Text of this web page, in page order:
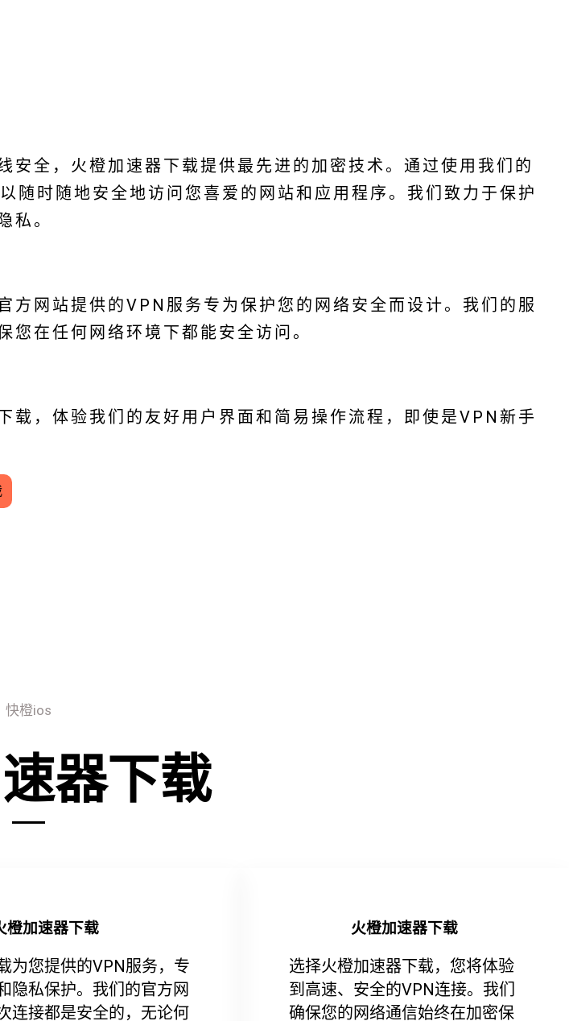
安全，火橙加速器下载提供最先进的加密技术。通过使用我们的
随时随地安全地访问您喜爱的网站和应用程序。我们致力于保护
私。
方网站提供的VPN服务专为保护您的网络安全而设计。我们的服
您在任何网络环境下都能安全访问。
载，体验我们的友好用户界面和简易操作流程，即使是VPN新手
快橙ios
器下载
橙加速器下载
为您提供的VPN服务，专
隐私保护。我们的官方网
连接都是安全的，无论何
火橙加速器下载
选择火橙加速器下载，您将体验
到高速、安全的VPN连接。我们
确保您的网络通信始终在加密保